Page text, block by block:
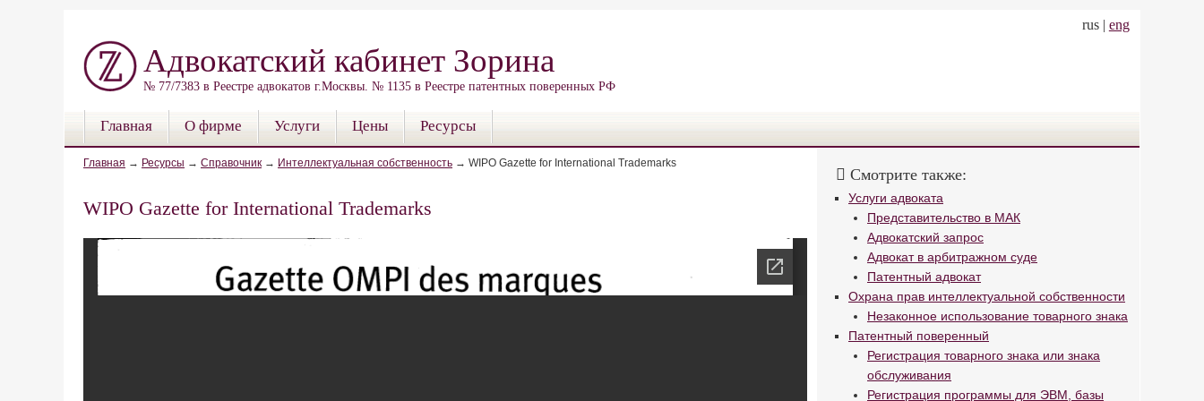
rus | eng
Адвокатский кабинет Зорина
№ 77/7383 в Реестре адвокатов г.Москвы. № 1135 в Реестре патентных поверенных РФ
Главная О фирме Услуги Цены Ресурсы
Главная → Ресурсы → Справочник → Интеллектуальная собственность → WIPO Gazette for International Trademarks
WIPO Gazette for International Trademarks
Смотрите также:
Услуги адвоката
Представительство в МАК
Адвокатский запрос
Адвокат в арбитражном суде
Патентный адвокат
Охрана прав интеллектуальной собственности
Незаконное использование товарного знака
Патентный поверенный
Регистрация товарного знака или знака
обслуживания
Регистрация программы для ЭВМ, базы